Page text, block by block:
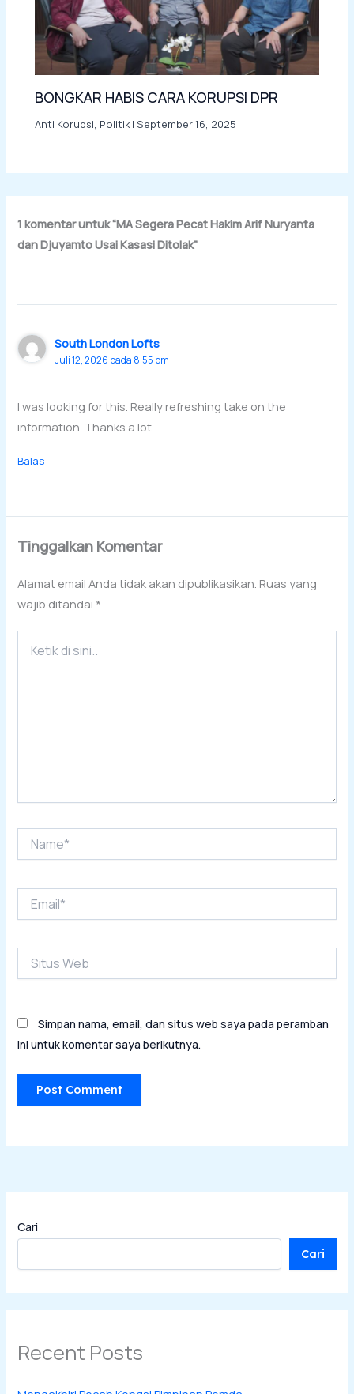
BONGKAR HABIS CARA KORUPSI DPR
Anti Korupsi, Politik|September 16, 2025
1 komentar untuk “MA Segera Pecat Hakim Arif Nuryanta
dan Djuyamto Usai Kasasi Ditolak”
South London Lofts
Juli 12, 2026 pada 8:55 pm
I was looking for this. Really refreshing take on the
information. Thanks a lot.
Balas
Tinggalkan Komentar
Alamat email Anda tidak akan dipublikasikan. Ruas yang
wajib ditandai *
Web
Simpan nama, email, dan situs web saya pada peramban
ini untuk komentar saya berikutnya.
Cari
Cari
Recent Posts